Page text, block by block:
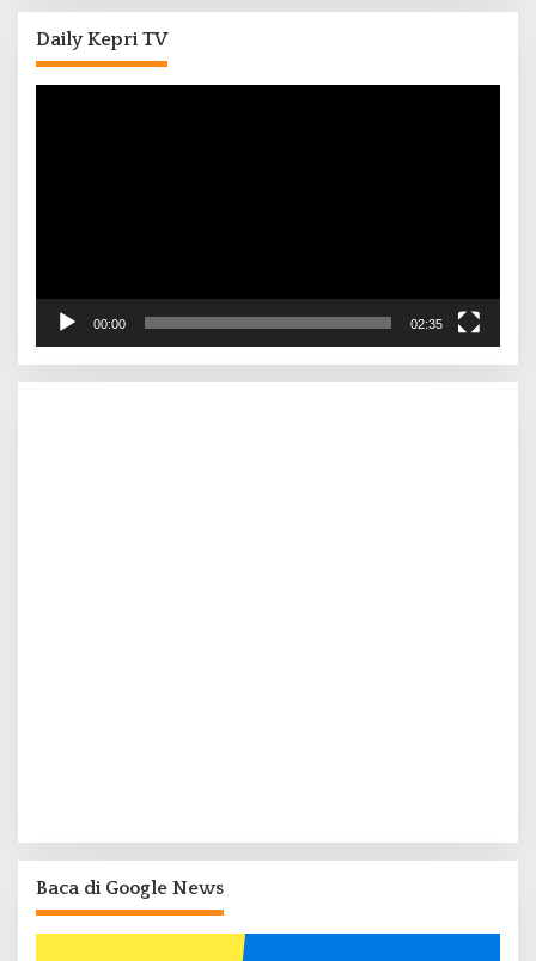
Daily Kepri TV
00:00 02:35
Baca di Google News